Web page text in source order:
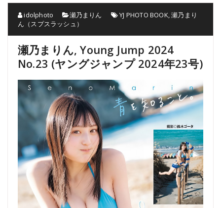
idolphoto 瀬乃まりん YJ PHOTO BOOK ,瀬乃まり
ん（スプスラッシュ）
瀬乃まりん, Young Jump 2024
No.23 (ヤングジャンプ 2024年23号)